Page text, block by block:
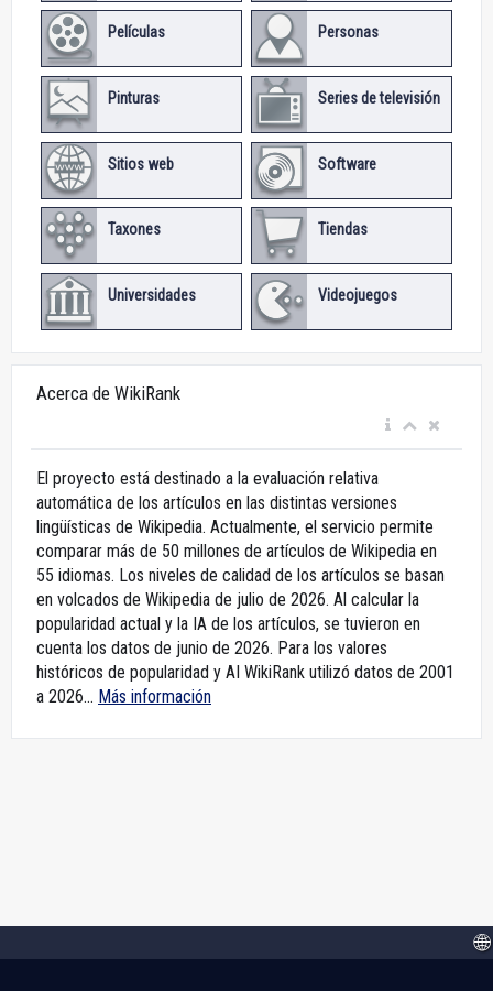
Películas Personas
Pinturas Series de televisión
Sitios web Software
Taxones Tiendas
Universidades Videojuegos
Acerca de WikiRank
El proyecto está destinado a la evaluación relativa
automática de los artículos en las distintas versiones
lingüísticas de Wikipedia. Actualmente, el servicio permite
comparar más de 50 millones de artículos de Wikipedia en
55 idiomas. Los niveles de calidad de los artículos se basan
en volcados de Wikipedia de julio de 2026. Al calcular la
popularidad actual y la IA de los artículos, se tuvieron en
cuenta los datos de junio de 2026. Para los valores
históricos de popularidad y AI WikiRank utilizó datos de 2001
a 2026... Más información
🌐